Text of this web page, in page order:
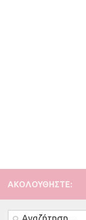
ΑΚΟΛΟΥΘΉΣΤΕ:
Αναζήτηση